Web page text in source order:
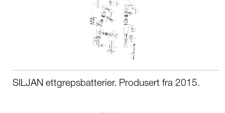
SILJAN ettgrepsbatterier. Produsert fra 2015.